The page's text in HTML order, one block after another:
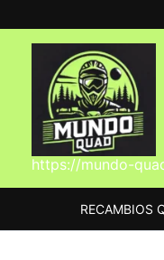
al
contenido
https://mundo-
RECAMBIOS